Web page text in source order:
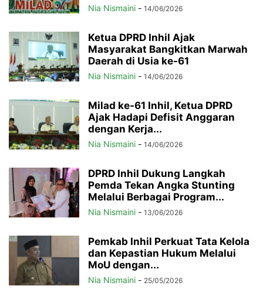
Nia Nismaini - 14/06/2026
Ketua DPRD Inhil Ajak
Masyarakat Bangkitkan Marwah
Daerah di Usia ke-61
Nia Nismaini - 14/06/2026
Milad ke-61 Inhil, Ketua DPRD
Ajak Hadapi Defisit Anggaran
dengan Kerja...
Nia Nismaini - 14/06/2026
DPRD Inhil Dukung Langkah
Pemda Tekan Angka Stunting
Melalui Berbagai Program...
Nia Nismaini - 13/06/2026
Pemkab Inhil Perkuat Tata Kelola
dan Kepastian Hukum Melalui
MoU dengan...
Nia Nismaini - 25/05/2026